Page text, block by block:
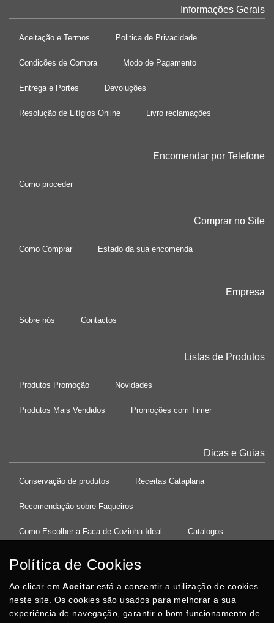
Informações Gerais
Aceitação e Termos Politica de Privacidade
Condições de Compra Modo de Pagamento
Entrega e Portes Devoluções
Resolução de Litígios Online Livro reclamações
Encomendar por Telefone
Como proceder
Comprar no Site
Como Comprar Estado da sua encomenda
Empresa
Sobre nós Contactos
Listas de Produtos
Produtos Promoção Novidades
Produtos Mais Vendidos Promoções com Timer
Dicas e Guias
Conservação de produtos Receitas Cataplana
Recomendação sobre Faqueiros
Como Escolher a Faca de Cozinha Ideal Catalogos
37°08'27.5"N 8°32'13.9"W
Política de Cookies
Ao clicar emAceitarestá a consentir a utilização de cookies
neste site. Os cookies são usados para melhorar a sua
experiência de navegação, garantir o bom funcionamento de